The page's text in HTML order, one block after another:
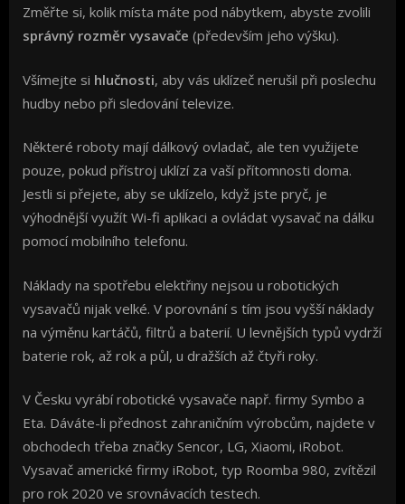
Změřte si, kolik místa máte pod nábytkem, abyste zvolili
správný rozměr vysavače (především jeho výšku).
Všímejte si hlučnosti, aby vás uklízeč nerušil při poslechu
hudby nebo při sledování televize.
Některé roboty mají dálkový ovladač, ale ten využijete
pouze, pokud přístroj uklízí za vaší přítomnosti doma.
Jestli si přejete, aby se uklízelo, když jste pryč, je
výhodnější využít Wi-fi aplikaci a ovládat vysavač na dálku
pomocí mobilního telefonu.
Náklady na spotřebu elektřiny nejsou u robotických
vysavačů nijak velké. V porovnání s tím jsou vyšší náklady
na výměnu kartáčů, filtrů a baterií. U levnějších typů vydrží
baterie rok, až rok a půl, u dražších až čtyři roky.
V Česku vyrábí robotické vysavače např. firmy Symbo a
Eta. Dáváte-li přednost zahraničním výrobcům, najdete v
obchodech třeba značky Sencor, LG, Xiaomi, iRobot.
Vysavač americké firmy iRobot, typ Roomba 980, zvítězil
pro rok 2020 ve srovnávacích testech.